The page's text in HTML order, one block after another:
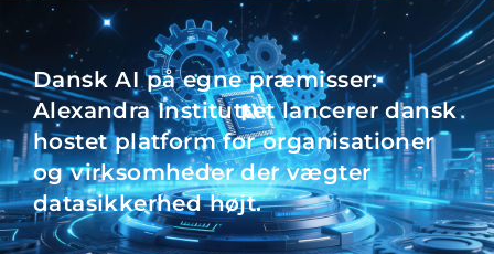
Dansk AI på egne præmisser:
Alexandra Instituttet lancerer dansk
hostet platform for organisationer
og virksomheder der vægter
datasikkerhed højt.